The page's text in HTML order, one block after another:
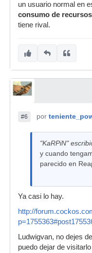
un usuario normal en
consumo de recursos
tiene rival.
#6 por
"KaRPiN"
y cuando
parecido en
Ya casi lo hay.
http://
Ludwigvan, no dejes
puedo dejar de